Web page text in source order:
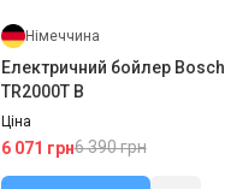
Німеччина
Електричний бойлер Bosch
TR2000T B
Ціна
6 071 грн6 390 грн